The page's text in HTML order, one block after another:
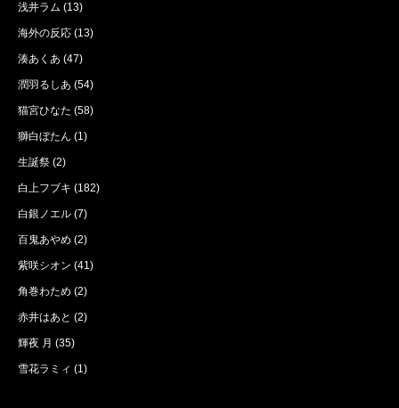
浅井ラム (13)
海外の反応 (13)
湊あくあ (47)
潤羽るしあ (54)
猫宮ひなた (58)
獅白ぼたん (1)
生誕祭 (2)
白上フブキ (182)
白銀ノエル (7)
百鬼あやめ (2)
紫咲シオン (41)
角巻わため (2)
赤井はあと (2)
輝夜 月 (35)
雪花ラミィ (1)